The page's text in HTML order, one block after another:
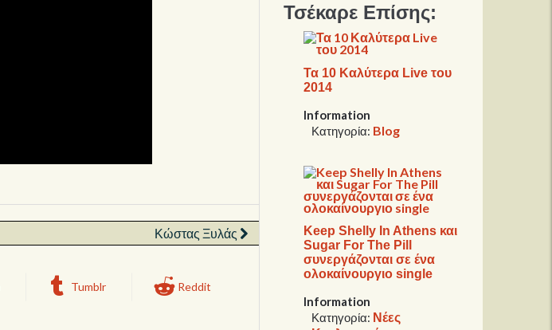
Κώστας Ξυλάς
Tumblr Reddit
Τσέκαρε Επίσης:
Τα 10 Καλύτερα Live του
2014
Information
Κατηγορία: Blog
Keep Shelly In Athens και
Sugar For The Pill
συνεργάζονται σε ένα
ολοκαίνουργιο single
Information
Κατηγορία: Νέες